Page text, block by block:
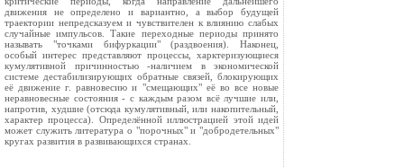
движения нe определено и вариантно, а выбор будущей
траектории непредсказуем и чувствителен к влиянию слабых
случайные импульсов. Такие переходные периоды принято
называть "точками бифуркации" (раздвоения). Наконец,
особый интерес представляют процессы, харктеризующиеся
кумулятивной причинностью -наличием в экономической
системе дестабилизирующих обратные связей, блокирующих
её движение г. равновесию и "смещающих" её во все новые
неравновесные состояния - с каждым разом всё лучшие или,
напротив, худшие (отсюда кумулятивный, или накопительный,
характер процесса). Определённой иллюстрацией этой идей
может служить литература о "порочных" и "добродетельных"
кругах развития в развивающихся странах.